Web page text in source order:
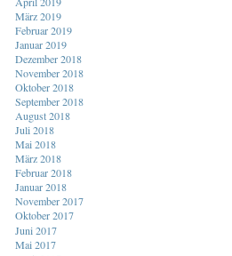
März 2019
Februar 2019
Januar 2019
Dezember 2018
November 2018
Oktober 2018
September 2018
August 2018
Juli 2018
Mai 2018
März 2018
Februar 2018
Januar 2018
November 2017
Oktober 2017
Juni 2017
Mai 2017